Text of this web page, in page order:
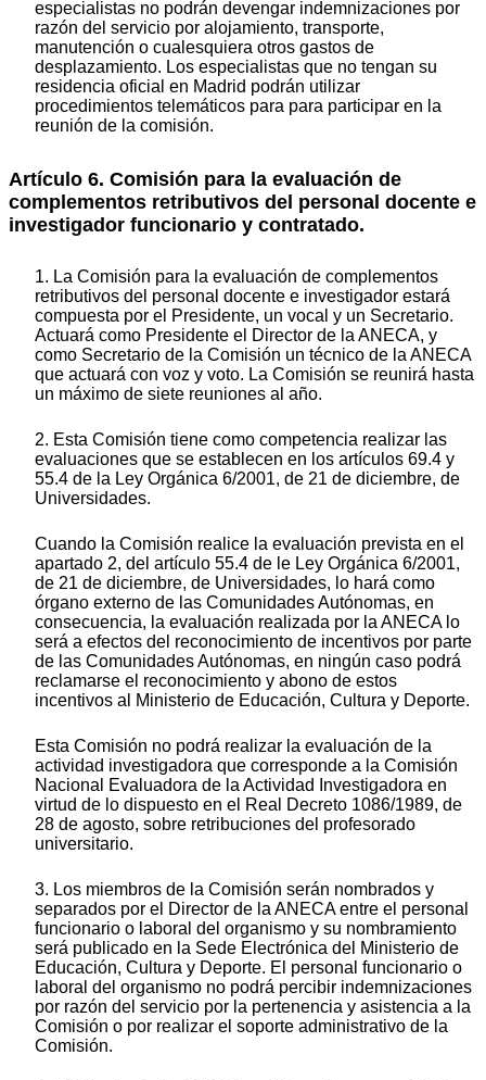
especialistas no podrán devengar indemnizaciones por
razón del servicio por alojamiento, transporte,
manutención o cualesquiera otros gastos de
desplazamiento. Los especialistas que no tengan su
residencia oficial en Madrid podrán utilizar
procedimientos telemáticos para para participar en la
reunión de la comisión.
Artículo 6. Comisión para la evaluación de
complementos retributivos del personal docente e
investigador funcionario y contratado.
1. La Comisión para la evaluación de complementos
retributivos del personal docente e investigador estará
compuesta por el Presidente, un vocal y un Secretario.
Actuará como Presidente el Director de la ANECA, y
como Secretario de la Comisión un técnico de la ANECA
que actuará con voz y voto. La Comisión se reunirá hasta
un máximo de siete reuniones al año.
2. Esta Comisión tiene como competencia realizar las
evaluaciones que se establecen en los artículos 69.4 y
55.4 de la Ley Orgánica 6/2001, de 21 de diciembre, de
Universidades.
Cuando la Comisión realice la evaluación prevista en el
apartado 2, del artículo 55.4 de le Ley Orgánica 6/2001,
de 21 de diciembre, de Universidades, lo hará como
órgano externo de las Comunidades Autónomas, en
consecuencia, la evaluación realizada por la ANECA lo
será a efectos del reconocimiento de incentivos por parte
de las Comunidades Autónomas, en ningún caso podrá
reclamarse el reconocimiento y abono de estos
incentivos al Ministerio de Educación, Cultura y Deporte.
Esta Comisión no podrá realizar la evaluación de la
actividad investigadora que corresponde a la Comisión
Nacional Evaluadora de la Actividad Investigadora en
virtud de lo dispuesto en el Real Decreto 1086/1989, de
28 de agosto, sobre retribuciones del profesorado
universitario.
3. Los miembros de la Comisión serán nombrados y
separados por el Director de la ANECA entre el personal
funcionario o laboral del organismo y su nombramiento
será publicado en la Sede Electrónica del Ministerio de
Educación, Cultura y Deporte. El personal funcionario o
laboral del organismo no podrá percibir indemnizaciones
por razón del servicio por la pertenencia y asistencia a la
Comisión o por realizar el soporte administrativo de la
Comisión.